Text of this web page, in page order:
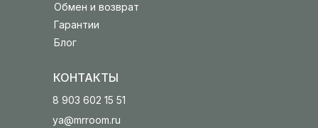
Блог
Гарантии
Обмен и возврат
КОНТАКТЫ
8 903 602 15 51
ya@mrroom.ru